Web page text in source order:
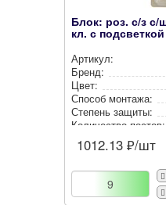
Блок: роз. с/з
кл. с
Артикул:
Бренд:
Цвет:
Способ монтажа:
Степень защиты:
Количество постов:
1012.13 ₽/шт